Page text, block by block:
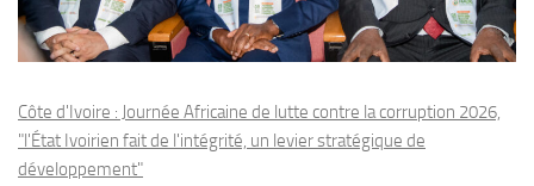
Côte d'Ivoire : Journée Africaine de lutte contre la corruption 2026,
"l'État Ivoirien fait de l'intégrité, un levier stratégique de
développement"